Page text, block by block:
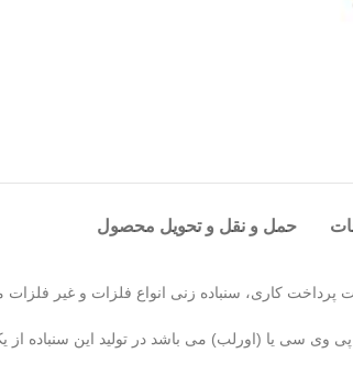
حمل و نقل و تحویل محصول
پرداخت کاری، سنباده زنی انواع فلزات و غیر
وی سی یا (اورلب) می باشد در تولید این